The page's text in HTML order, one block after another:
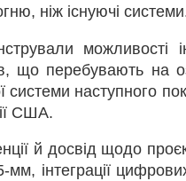
ніж існуючі
можливості
що перебувають на
наступного
США.
й досвід щодо
інтеграції